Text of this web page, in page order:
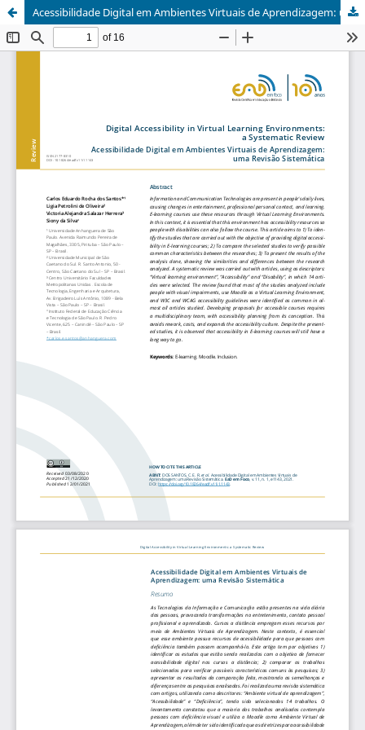
Acessibilidade Digital em Ambientes Virtuais de Aprendizagem: uma Revisão Sistemática